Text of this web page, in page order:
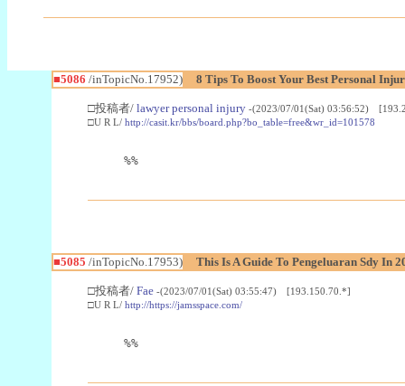
■5086 /inTopicNo.17952) 8 Tips To Boost Your Best Personal
□投稿者/ lawyer personal injury -(2023/07/01(Sat) 03:56:52)
□U R L/ http://casit.kr/bbs/board.php?bo_table=free&wr_id=101578
%%
■5085 /inTopicNo.17953) This Is A Guide To Pengeluaran Sdy In
□投稿者/ Fae -(2023/07/01(Sat) 03:55:47) [193.150.70.*]
□U R L/ http://https://jamsspace.com/
%%